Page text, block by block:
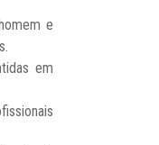
e
em